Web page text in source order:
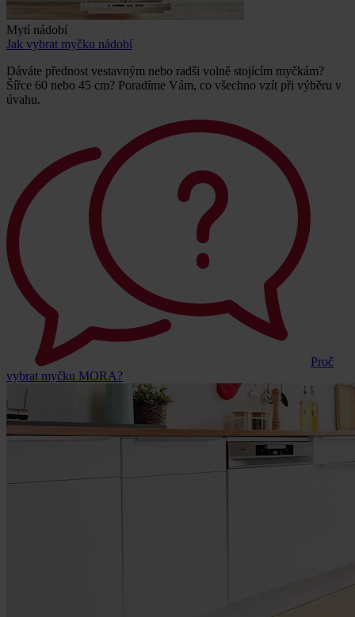
Mytí nádobí
Jak vybrat myčku nádobí
Dáváte přednost vestavným nebo radši volně stojícím myčkám?
Šířce 60 nebo 45 cm? Poradíme Vám, co všechno vzít při výběru v
úvahu.
Proč
vybrat myčku MORA?